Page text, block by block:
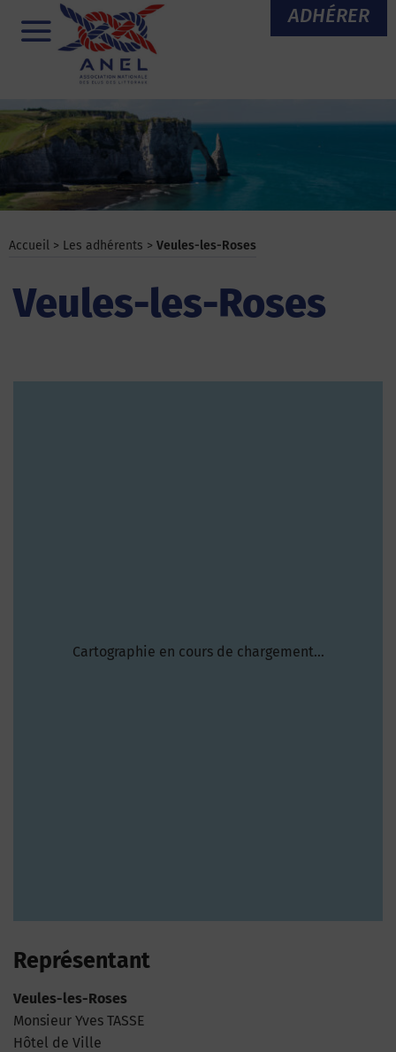
ADHÉRER
Menu
Accueil > Les adhérents > Veules-les-Roses
Veules-les-Roses
Cartographie en cours de chargement...
Représentant
Veules-les-Roses
Monsieur Yves TASSE
Hôtel de Ville